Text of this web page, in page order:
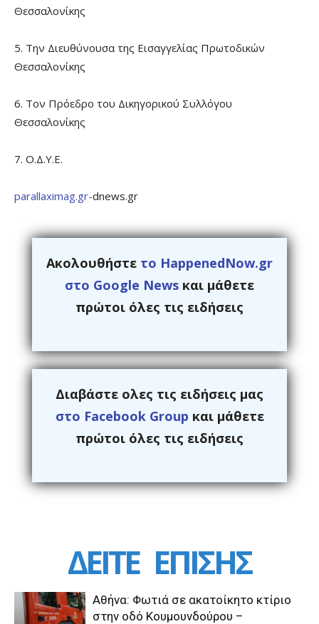
Θεσσαλονίκης
5. Την Διευθύνουσα της Εισαγγελίας Πρωτοδικών
Θεσσαλονίκης
6. Τον Πρόεδρο του Δικηγορικού Συλλόγου
Θεσσαλονίκης
7. Ο.Δ.Υ.Ε.
parallaximag.gr-dnews.gr
Ακολουθήστε το HappenedNow.gr
στο Google News και μάθετε
πρώτοι όλες τις ειδήσεις
Διαβάστε ολες τις ειδήσεις μας
στο Facebook Group και μάθετε
πρώτοι όλες τις ειδήσεις
ΔΕΙΤΕ ΕΠΙΣΗΣ
Αθήνα: Φωτιά σε ακατοίκητο κτίριο
στην οδό Κουμουνδούρου –